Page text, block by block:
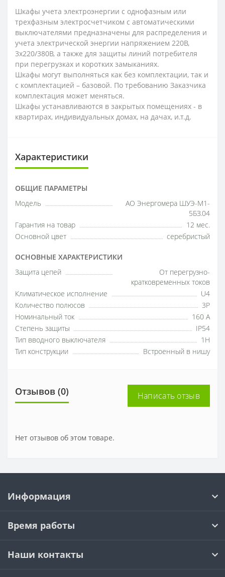
Шкафы учета электроэнергии с однофазным или
трехфазным электросчетчиком с автоматическими
выключателями предназначены для распределения и
учета электрической энергии напряжением 220В,
3х220/380В, а также для защиты линий потребителя
при перегрузках и коротких замыканиях.
Шкафы могут выполняться как без комплектации, так и
с комплектацией – базовой. По требованию Заказчика
комплектация может меняться.
Шкафы устанавливаются в закрытых помещениях - в
квартирах, индивидуальных домах, на дачах, и.т.д.
Характеристики
ОБЩИЕ ПАРАМЕТРЫ
Модель
АО Энергомера ШУЭ-М1-
5БЗ.04
Гарантия на товар
12 мес.
Основной цвет
серебристый
ОСНОВНЫЕ ХАРАКТЕРИСТИКИ
Защита цепей
От перегрузно-
кратковременных токов
Климатическое исполнение
U4
Количество полюсов
3P
Номинальный ток
160 А
Степень защиты
IP54
Тип вводного выключателя
1H
Тип конструкции
Встроенный в нишу
Отзывов (0) Написать отзыв
Нет отзывов об этом товаре.
Информация
Время работы
Наши контакты